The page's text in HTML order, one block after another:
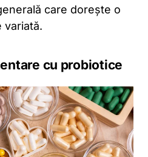
care dorește o
variată.
cu probiotice